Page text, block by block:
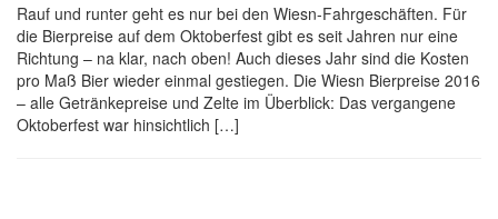
Rauf und runter geht es nur bei den Wiesn-Fahrgeschäften. Für
die Bierpreise auf dem Oktoberfest gibt es seit Jahren nur eine
Richtung – na klar, nach oben! Auch dieses Jahr sind die Kosten
pro Maß Bier wieder einmal gestiegen. Die Wiesn Bierpreise 2016
– alle Getränkepreise und Zelte im Überblick: Das vergangene
Oktoberfest war hinsichtlich […]